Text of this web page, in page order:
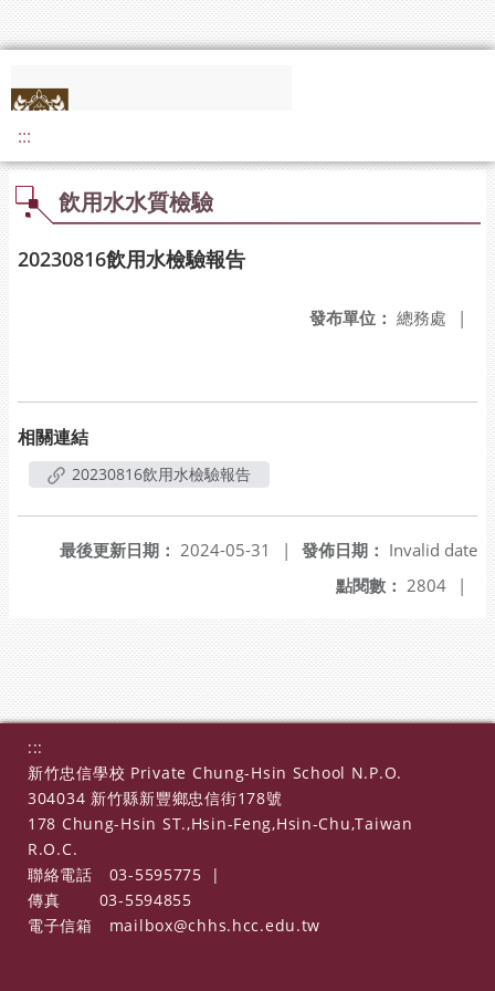
:::
飲用水水質檢驗
20230816飲用水檢驗報告
發布單位： 總務處 |
相關連結
20230816飲用水檢驗報告
發佈日期： Invalid date
最後更新日期： 2024-05-31
|
點閱數： 2804 |
:::
新竹忠信學校 Private Chung-Hsin School N.P.O.
304034 新竹縣新豐鄉忠信街178號
178 Chung-Hsin ST.,Hsin-Feng,Hsin-Chu,Taiwan
R.O.C.
聯絡電話
03-5595775
|
傳真
03-5594855
電子信箱
mailbox@chhs.hcc.edu.tw